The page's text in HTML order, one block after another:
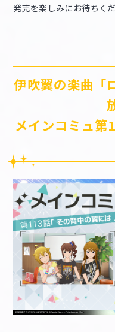
発売を楽しみにお待ちく
伊吹翼の楽曲「
メインコミュ